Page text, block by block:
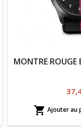
MONTRE ROUGE
Prix
 Ajouter au